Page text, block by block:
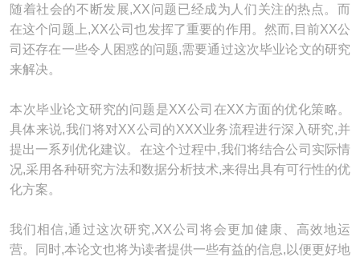
随着社会的不断发展,XX问题已经成为人们关注的热点。而
在这个问题上,XX公司也发挥了重要的作用。然而,目前XX公
司还存在一些令人困惑的问题,需要通过这次毕业论文的研究
来解决。
本次毕业论文研究的问题是XX公司在XX方面的优化策略。
具体来说,我们将对XX公司的XXX业务流程进行深入研究,并
提出一系列优化建议。在这个过程中,我们将结合公司实际情
况,采用各种研究方法和数据分析技术,来得出具有可行性的优
化方案。
我们相信,通过这次研究,XX公司将会更加健康、高效地运
营。同时,本论文也将为读者提供一些有益的信息,以便更好地